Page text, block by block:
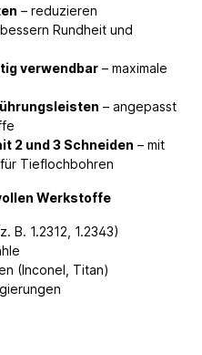
– reduzieren
Rundheit und
verwendbar – maximale
– angepasst
2 und 3 Schneiden – mit
Tieflochbohren
Werkstoffe
B. 1.2312, 1.2343)
(Inconel, Titan)